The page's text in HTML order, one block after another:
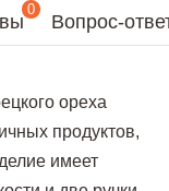
0
Вопрос-
ореха
продуктов,
имеет